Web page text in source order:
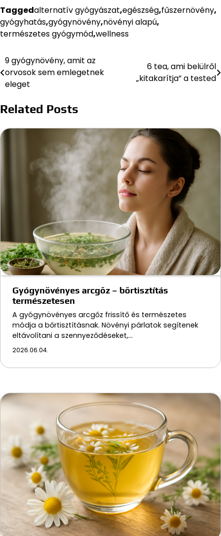
Taggedalternatív gyógyászat,egészség,fűszernövény,
gyógyhatás,gyógynövény,növényi alapú,
természetes gyógymód,wellness
Bejegyzés
navigáció
9 gyógynövény, amit az
orvosok sem emlegetnek
eleget
6 tea, ami belülről
„kitakarítja” a tested
Related Posts
Gyógynövényes arcgőz – bőrtisztítás
természetesen
A gyógynövényes arcgőz frissítő és természetes
módja a bőrtisztításnak. Növényi párlatok segítenek
eltávolítani a szennyeződéseket,…
2026.06.04.